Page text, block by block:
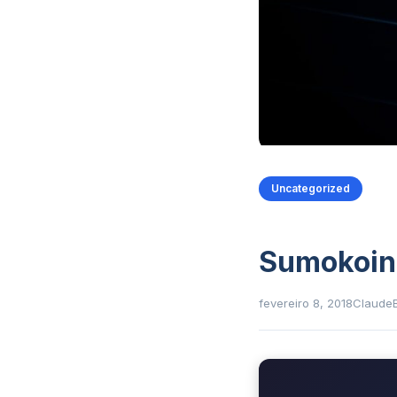
Uncategorized
Sumokoin
fevereiro 8, 2018